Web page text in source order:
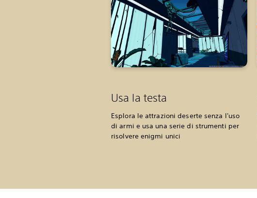
Usa la testa
Esplora le attrazioni deserte senza l'uso
di armi e usa una serie di strumenti per
risolvere enigmi unici